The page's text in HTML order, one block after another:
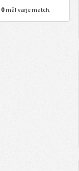
0 mål varje match.